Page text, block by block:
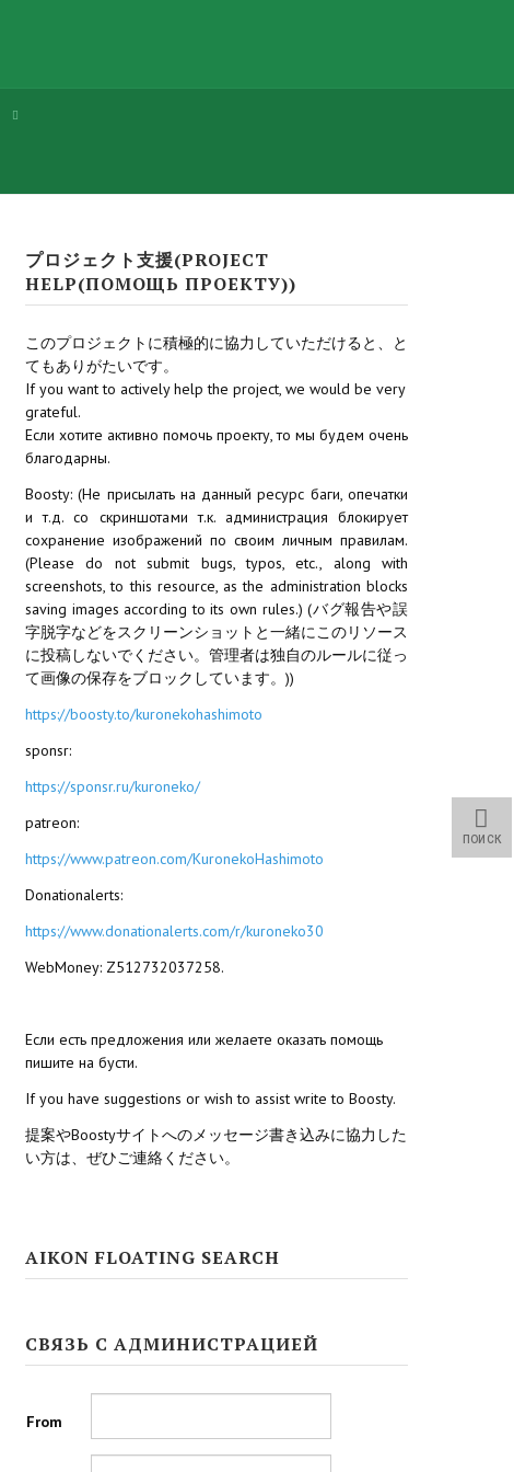
プロジェクト支援(PROJECT
HELP(ПОМОЩЬ ПРОЕКТУ))
このプロジェクトに積極的に協力していただけると、と
てもありがたいです。
If you want to actively help the project, we would be very
grateful.
Если хотите активно помочь проекту, то мы будем очень
благодарны.
Boosty: (Не присылать на данный ресурс баги, опечатки
и т.д. со скриншотами т.к. администрация блокирует
сохранение изображений по своим личным правилам.
(Please do not submit bugs, typos, etc., along with
screenshots, to this resource, as the administration blocks
saving images according to its own rules.) (バグ報告や誤
字脱字などをスクリーンショットと一緒にこのリソース
に投稿しないでください。管理者は独自のルールに従っ
て画像の保存をブロックしています。))
https://boosty.to/kuronekohashimoto
sponsr:
https://sponsr.ru/kuroneko/
patreon:
https://www.patreon.com/KuronekoHashimoto
Donationalerts:
https://www.donationalerts.com/r/kuroneko30
WebMoney: Z512732037258.
Если есть предложения или желаете оказать помощь
пишите на бусти.
If you have suggestions or wish to assist write to Boosty.
提案やBoostyサイトへのメッセージ書き込みに協力した
い方は、ぜひご連絡ください。
AIKON FLOATING SEARCH
ПОИСК
СВЯЗЬ С АДМИНИСТРАЦИЕЙ
From